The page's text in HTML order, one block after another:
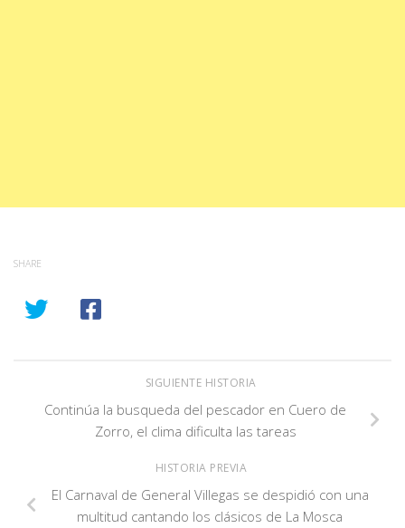
SHARE
SIGUIENTE HISTORIA
Continúa la busqueda del pescador en Cuero de
Zorro, el clima dificulta las tareas
HISTORIA PREVIA
El Carnaval de General Villegas se despidió con una
multitud cantando los clásicos de La Mosca